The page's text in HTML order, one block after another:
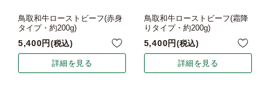
鳥取和牛ローストビーフ(赤身
タイプ・約200g)
5,400 税込
詳細を見る
鳥取和牛ローストビーフ(霜降
りタイプ・約200g)
5,400 税込
詳細を見る